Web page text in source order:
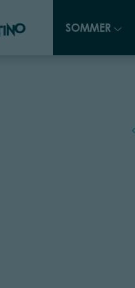
SOMMER
SOMMER